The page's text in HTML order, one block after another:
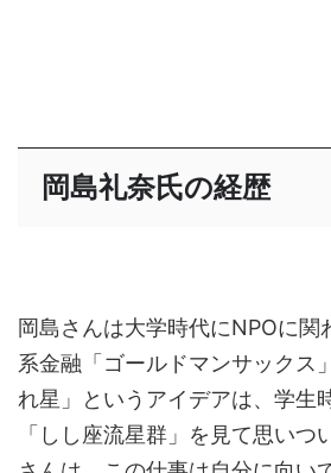
岡島礼奈氏の経歴
岡島さんは大学時代にNPOに関
系金融「ゴールドマンサックス
れ星」というアイデアは、学生
「しし座流星群」を見て思いつ